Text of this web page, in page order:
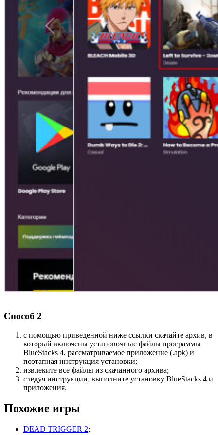
Способ 2
с помощью приведенной ниже ссылки скачайте архив, в
который включены установочные файлы программы
BlueStacks 4, рассматриваемое приложение (.apk) и
поэтапная инструкция установки;
извлеките все файлы из скачанного архива;
следуя инструкции, выполните установку BlueStacks 4 и
приложения.
Похожие игры
DEAD TRIGGER 2;